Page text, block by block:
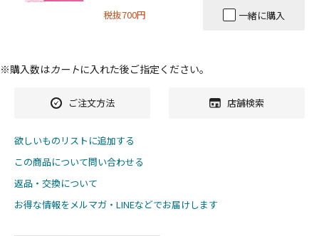
税抜700円 一緒に購入
※購入数はカートに入れた後ご指定ください。
ご注文方法 店舗検索
欲しいものリストに追加する
この商品について問い合わせる
返品・交換について
お得な情報をメルマガ・LINEなどでお届けします